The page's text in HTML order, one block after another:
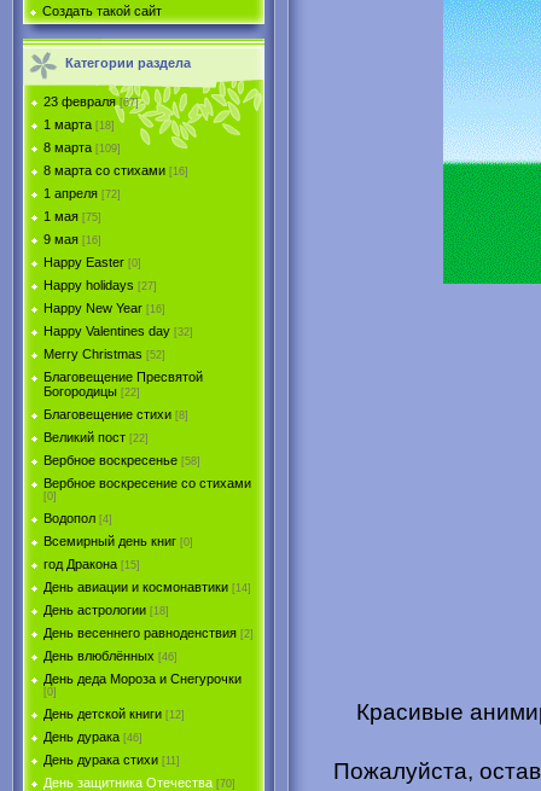
Создать такой сайт
Категории раздела
23 февраля [67]
1 марта [18]
8 марта [109]
8 марта со стихами [16]
1 апреля [72]
1 мая [75]
9 мая [16]
Happy Easter [0]
Happy holidays [27]
Happy New Year [16]
Happy Valentines day [32]
Merry Christmas [52]
Благовещение Пресвятой
Богородицы [22]
Благовещение стихи [8]
Великий пост [22]
Вербное воскресенье [58]
Вербное воскресение со стихами
[0]
Водопол [4]
Всемирный день книг [0]
год Дракона [15]
День авиации и космонавтики [14]
День астрологии [18]
День весеннего равноденствия [2]
День влюблённых [46]
День деда Мороза и Снегурочки
[0]
День детской книги [12]
День дурака [46]
День дурака стихи [11]
День защитника Отечества [70]
Красивые
Пожалуйста,